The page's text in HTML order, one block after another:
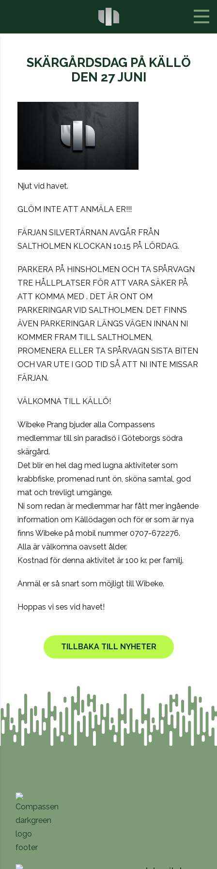
SKÄRGÅRDSDAG PÅ KÄLLÖ
DEN 27 JUNI
Njut vid havet.
GLÖM INTE ATT ANMÄLA ER!!!
FÄRJAN SILVERTÄRNAN AVGÅR FRÅN
SALTHOLMEN KLOCKAN 10.15 PÅ LÖRDAG.
PARKERA PÅ HINSHOLMEN OCH TA SPÅRVAGN
TRE HÅLLPLATSER FÖR ATT VARA SÄKER PÅ
ATT KOMMA MED . DET ÄR ONT OM
PARKERINGAR VID SALTHOLMEN. DET FINNS
ÄVEN PARKERINGAR LÄNGS VÄGEN INNAN NI
KOMMER FRAM TILL SALTHOLMEN,
PROMENERA ELLER TA SPÅRVAGN SISTA BITEN
OCH VAR UTE I GOD TID SÅ ATT NI INTE MISSAR
FÄRJAN.
VÄLKOMNA TILL KÄLLÖ!
Wibeke Prang bjuder alla Compassens
medlemmar till sin paradisö i Göteborgs södra
skärgård.
Det blir en hel dag med lugna aktiviteter som
krabbfiske, promenad runt ön, sköna samtal, god
mat och trevligt umgänge.
Ni som redan är medlemmar har fått mer ingående
information om Källödagen och för er som är nya
finns Wibeke på mobil nummer 0707-672276.
Alla är välkomna oavsett ålder.
Kostnad för denna aktivitet är 100 kr. per familj.
Anmäl er så snart som möjligt till Wibeke.
Hoppas vi ses vid havet!
TILLBAKA TILL NYHETER